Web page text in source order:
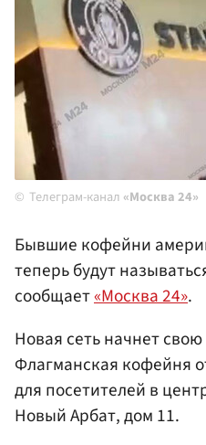
Телеграм-канал «Москва 24»
Бывшие кофейни
теперь будут
сообщает«Москва 24».
Новая сеть начнет
Флагманская кофейня
для посетителей в
Новый Арбат, дом 11.